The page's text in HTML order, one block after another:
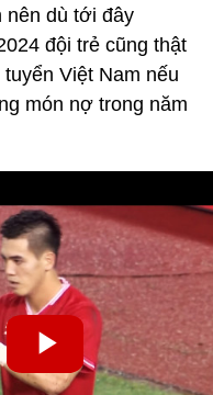
nên dù tới đây
đội trẻ cũng thật
Việt Nam nếu
món nợ trong năm